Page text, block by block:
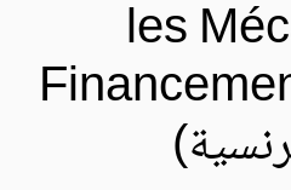
les